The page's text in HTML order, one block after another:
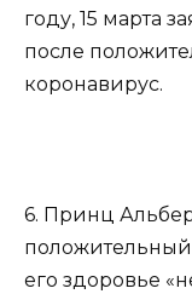
году, 15 марта
после
коронавирус.
6. Принц
положительный
его здоровье